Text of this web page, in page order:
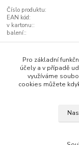
Číslo produktu:
EAN kód:
v kartonu::
balení::
Zboží zařazeno
světle růžová /
Dekorace a
Pro základní
účely a v případě
využíváme
cookies můžete